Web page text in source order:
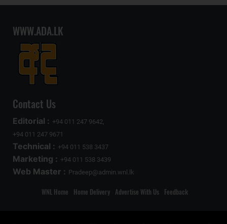
WWW.ADA.LK
Contact Us
Editorial : +94 011 247 9642,
+94 011 247 9671
Technical : +94 011 538 3437
Marketing : +94 011 538 3439
Web Master : Pradeep@admin.wnl.lk
WNL Home Home Delivery Advertise With Us Feedback